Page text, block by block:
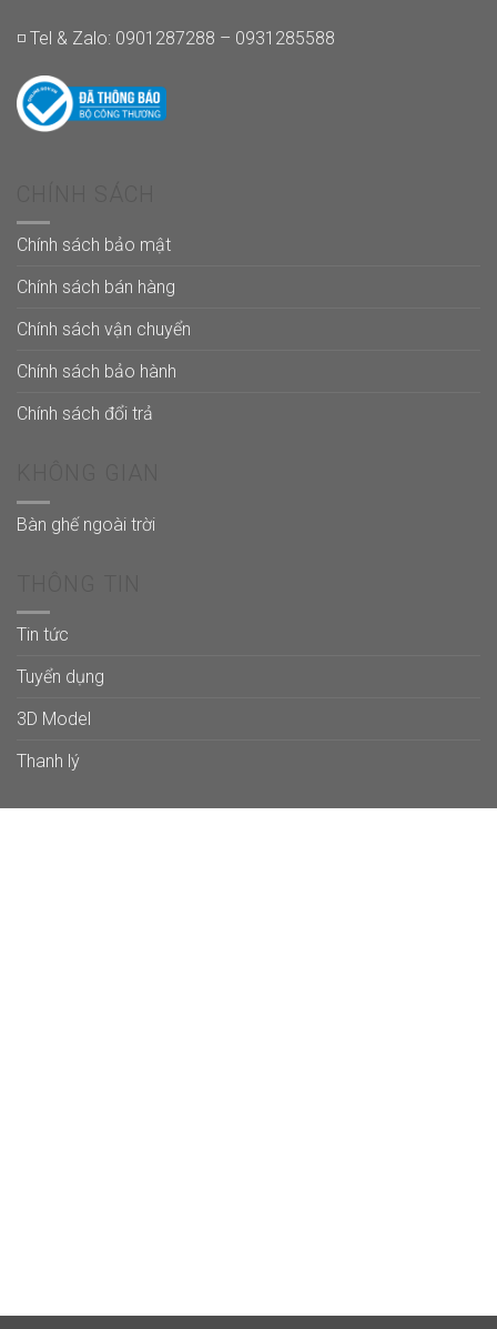
◽ Tel & Zalo: 0901287288 – 0931285588
Chính sách bảo mật
Chính sách bán hàng
Chính sách vận chuyển
Chính sách bảo hành
Chính sách đổi trả
Bàn ghế ngoài trời
Tin tức
Tuyển dụng
3D Model
Thanh lý